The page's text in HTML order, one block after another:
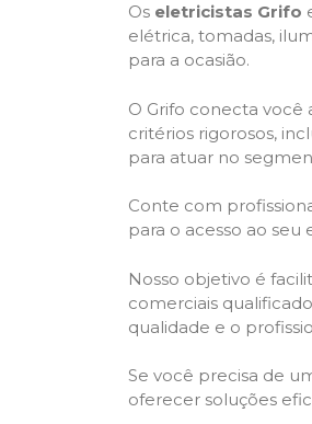
Os eletricistas Grifo
elétrica, tomadas,
para a ocasião.
O Grifo conecta você
critérios rigorosos,
para atuar no
Conte com
para o acesso ao seu
Nosso objetivo é
comerciais
qualidade e o
Se você precisa de
oferecer soluções